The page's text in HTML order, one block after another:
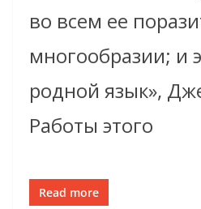
во всем ее
многообразии; и
родной язык»,
Работы этого
Read more